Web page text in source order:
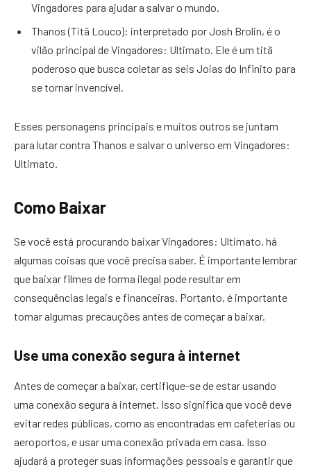
Vingadores para ajudar a salvar o mundo.
Thanos (Titã Louco): interpretado por Josh Brolin, é o
vilão principal de Vingadores: Ultimato. Ele é um titã
poderoso que busca coletar as seis Joias do Infinito para
se tornar invencível.
Esses personagens principais e muitos outros se juntam
para lutar contra Thanos e salvar o universo em Vingadores:
Ultimato.
Como Baixar
Se você está procurando baixar Vingadores: Ultimato, há
algumas coisas que você precisa saber. É importante lembrar
que baixar filmes de forma ilegal pode resultar em
consequências legais e financeiras. Portanto, é importante
tomar algumas precauções antes de começar a baixar.
Use uma conexão segura à internet
Antes de começar a baixar, certifique-se de estar usando
uma conexão segura à internet. Isso significa que você deve
evitar redes públicas, como as encontradas em cafeterias ou
aeroportos, e usar uma conexão privada em casa. Isso
ajudará a proteger suas informações pessoais e garantir que